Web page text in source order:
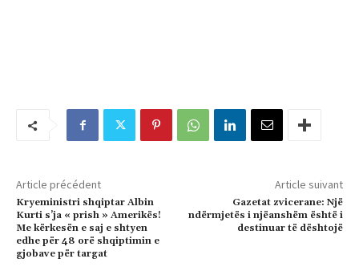
Article précédent
Kryeministri shqiptar Albin
Kurti s’ja « prish » Amerikës!
Me kërkesën e saj e shtyen
edhe për 48 orë shqiptimin e
gjobave për targat
Article suivant
Gazetat zvicerane: Një
ndërmjetës i njëanshëm është i
destinuar të dështojë